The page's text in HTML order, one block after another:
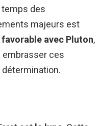
temps des
majeurs est
avec Pluton,
embrasser ces